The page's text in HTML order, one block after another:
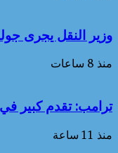
وزير النقل يجرى
منذ 8 ساعات
ترامب: تقدم كبير
منذ 11 ساعة